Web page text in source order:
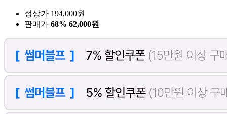
정상가 194,000원
판매가 68% 62,000원